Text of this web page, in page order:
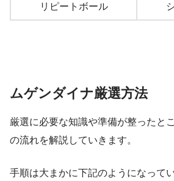
リピートボール
ムゲンダイナ厳選方法
厳選に必要な知識や準備が整ったと
の流れを解説していきます。
手順は大まかに下記のようになってい